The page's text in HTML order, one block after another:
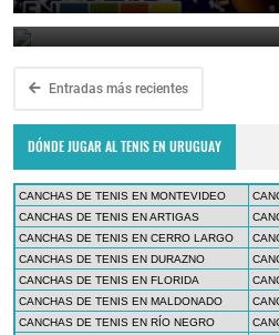
March 23,
Entradas más recientes
DÓNDE JUGAR AL TENIS EN URUGUAY
CANCHAS DE TENIS EN MONTEVIDEO
CANCHAS DE TENIS EN ARTIGAS
CANCHAS DE TENIS EN CERRO LARGO
CANCHAS DE TENIS EN DURAZNO
CANCHAS DE TENIS EN FLORIDA
CANCHAS DE TENIS EN MALDONADO
CANCHAS DE TENIS EN RÍO NEGRO